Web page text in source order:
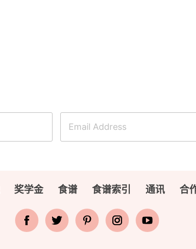
奖学金 食谱 食谱索引 通讯 合